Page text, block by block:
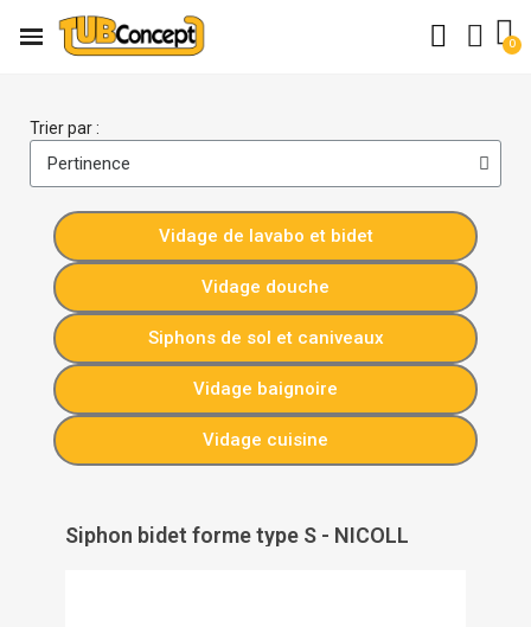
Trier par :
Vidage de lavabo et bidet
Vidage douche
Siphons de sol et caniveaux
Vidage baignoire
Vidage cuisine
Siphon bidet forme type S - NICOLL